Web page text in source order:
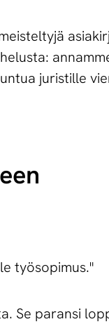
juristille
työsopimus."
Se paransi